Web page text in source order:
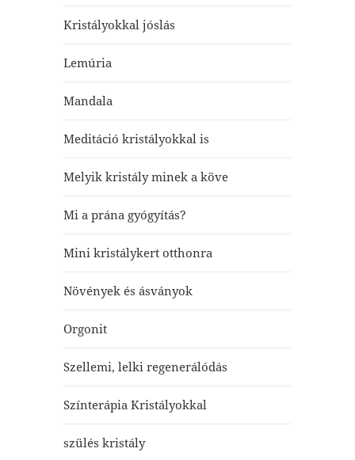
Kristályokkal jóslás
Lemúria
Mandala
Meditáció kristályokkal is
Melyik kristály minek a köve
Mi a prána gyógyítás?
Mini kristálykert otthonra
Növények és ásványok
Orgonit
Szellemi, lelki regenerálódás
Színterápia Kristályokkal
szülés kristály